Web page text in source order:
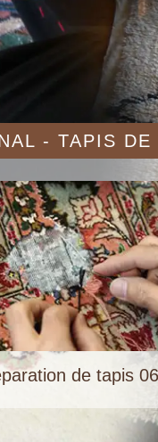
- TAPIS
de tapis 06